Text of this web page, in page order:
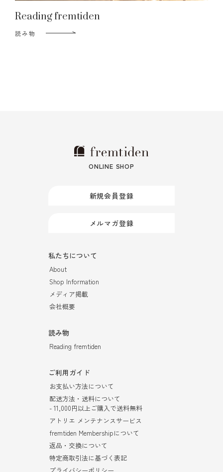
Reading fremtiden
読み物
ONLINE SHOP
新規会員登録
メルマガ登録
私たちについて
About
Shop Information
メディア掲載
会社概要
読み物
Reading fremtiden
ご利用ガイド
お支払い方法について
配送方法・送料について
- 11,000円以上ご購入で送料無料
アトリエ メンテナンスサービス
fremtiden Membershipについて
返品・交換について
特定商取引法に基づく表記